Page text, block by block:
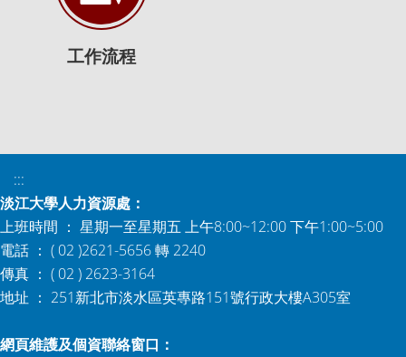
工作流程
:::
淡江大學人力資源處：
上班時間 ： 星期一至星期五 上午8:00~12:00 下午1:00~5:00
電話 ： ( 02 )2621-5656 轉 2240
傳真 ： ( 02 ) 2623-3164
地址 ： 251新北市淡水區英專路151號行政大樓A305室
網頁維護及個資聯絡窗口：